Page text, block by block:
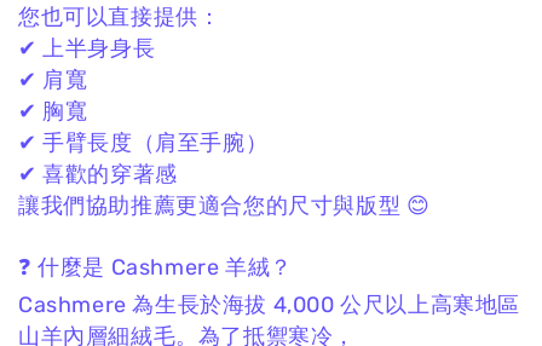
您也可以直接提供：
✔ 上半身身長
✔ 肩寬
✔ 胸寬
✔ 手臂長度（肩至手腕）
✔ 喜歡的穿著感
讓我們協助推薦更適合您的尺寸與版型 😊
❓ 什麼是 Cashmere 羊絨？
Cashmere 為生長於海拔 4,000 公尺以上高寒地區
山羊內層細絨毛。 為了抵禦寒冷，